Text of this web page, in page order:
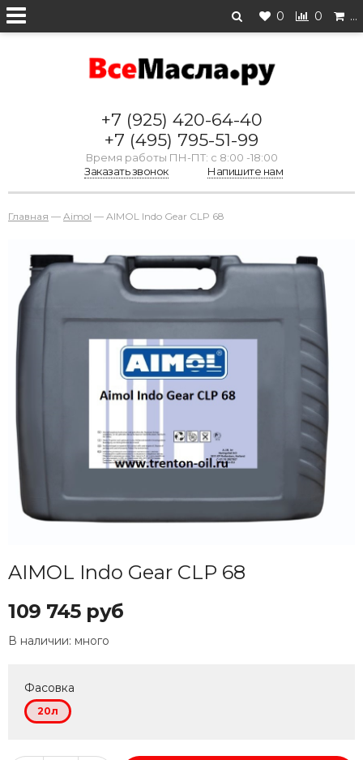
0 0 …
+7 (925) 420-64-40
+7 (495) 795-51-99
Время работы ПН-ПТ: с 8:00 -18:00
Заказать звонок
Напишите нам
Главная — Aimol — AIMOL Indo Gear CLP 68
AIMOL Indo Gear CLP 68
109 745 руб
В наличии: много
Фасовка
20л